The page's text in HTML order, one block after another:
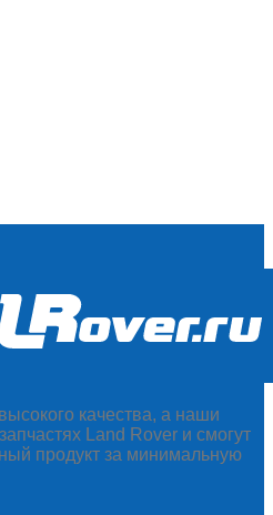
качества, а наши
Land Rover и смогут
продукт за минимальную